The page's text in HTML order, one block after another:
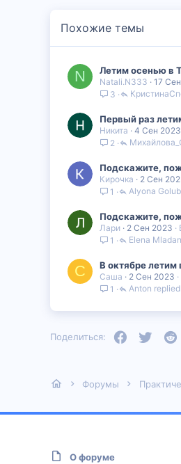
Похожие темы
N Летим осенью в
Natali.N333 17
3
Первый раз
Никита 4 Сен 2023
2
Подскажите,
Кирочка 2 Сен
1
Alyona
Подскажите,
Лари 2 Сен 2023
1
Elena Mladan
С В октябре летим
Саша 2 Сен 2023
1
Anton
Поделиться: Facebook
Twitter
Форумы
О форуме